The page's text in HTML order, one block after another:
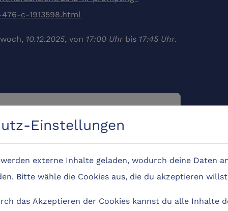
Einstellungen
externe Inhalte geladen, wodurch deine Daten
Bitte wähle die Cookies aus, die du akzeptieren
das Akzeptieren der Cookies kannst du alle Inhalte
c-1913598.html
10.12.2025, von 17:00 Uhrbis 17:45 Uhr.